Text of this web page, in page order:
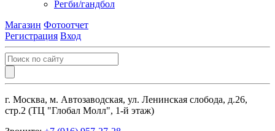
Регби/гандбол
Магазин Фотоотчет
Регистрация Вход
г. Москва, м. Автозаводская, ул. Ленинская слобода, д.26,
стр.2 (ТЦ "Глобал Молл", 1-й этаж)